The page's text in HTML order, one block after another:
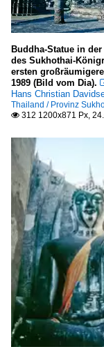
Buddha-Statue in
des Sukhothai-
ersten
1989 (Bild vom Dia).
Hans Christian
Thailand / Provinz
 312 1200x871 Px,